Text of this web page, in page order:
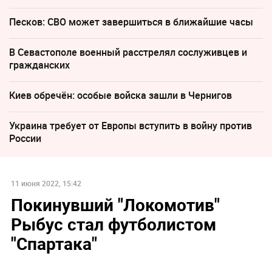
Песков: СВО может завершиться в ближайшие часы
В Севастополе военный расстрелял сослуживцев и
гражданских
Киев обречён: особые войска зашли в Чернигов
Украина требует от Европы вступить в войну против
России
11 июня 2022, 15:42
Покинувший "Локомотив"
Рыбус стал футболистом
"Спартака"